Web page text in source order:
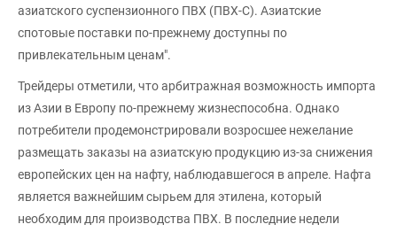
азиатского суспензионного ПВХ (ПВХ-С). Азиатские
спотовые поставки по-прежнему доступны по
привлекательным ценам".
Трейдеры отметили, что арбитражная возможность импорта
из Азии в Европу по-прежнему жизнеспособна. Однако
потребители продемонстрировали возросшее нежелание
размещать заказы на азиатскую продукцию из-за снижения
европейских цен на нафту, наблюдавшегося в апреле. Нафта
является важнейшим сырьем для этилена, который
необходим для производства ПВХ. В последние недели